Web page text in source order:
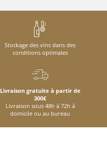
Stockage des vins dans des
conditions optimales
Livraison gratuite à partir de
300€
Livraison sous 48h à 72h à
domicile ou au bureau